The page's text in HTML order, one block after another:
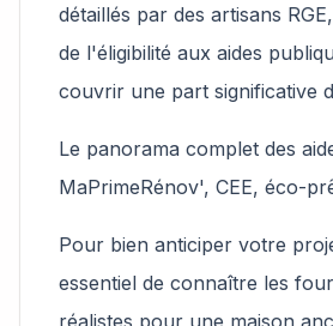
détaillés par des artisans
de l'éligibilité aux aides
couvrir une part significative
Le panorama complet des
MaPrimeRénov', CEE, éco-
Pour bien anticiper votre
essentiel de connaître les
réalistes pour une maison